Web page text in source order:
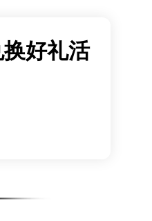
好礼活